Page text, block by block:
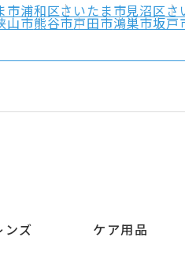
市浦和区さいたま市見沼区さ
山市熊谷市戸田市鴻巣市坂戸
ンズ ケア用品